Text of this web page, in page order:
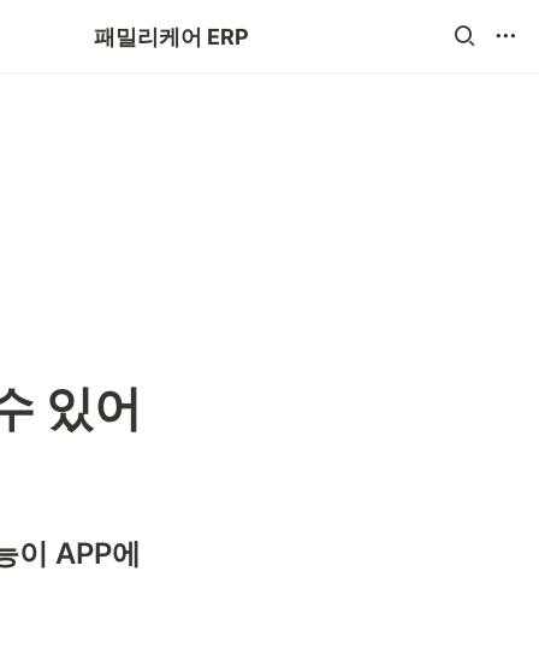
패밀리케어 ERP
주간보호 ERP(Beta)
있어
이 APP에